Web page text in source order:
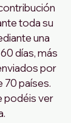
toda su
una
días, más
por
70 países.
podéis ver